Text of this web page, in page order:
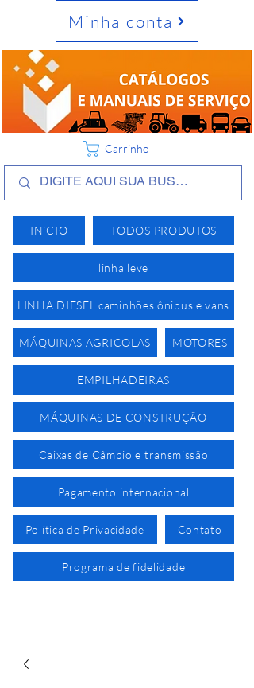
INíCIO TODOS PRODUTOS
linha leve
LINHA DIESEL caminhões ônibus e vans
MÁQUINAS AGRICOLAS MOTORES
EMPILHADEIRAS
MÁQUINAS DE CONSTRUÇÃO
Caixas de Câmbio e transmissão
Pagamento internacional
Política de Privacidade Contato
Programa de fidelidade
Minha conta
Carrinho